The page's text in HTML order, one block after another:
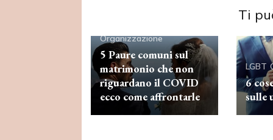
Ti
Organizzazione
5 Paure comuni sul
matrimonio che non
riguardano il COVID
ecco come affrontarle
LGBT
6
sulle